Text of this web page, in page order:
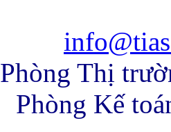
Phòng Thị
Phòng Kế